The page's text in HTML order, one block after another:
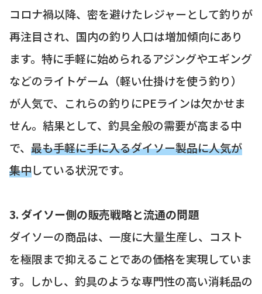
コロナ禍以降、密を避けたレジャーとして釣りが
再注目され、国内の釣り人口は増加傾向にあり
ます。特に手軽に始められるアジングやエギング
などのライトゲーム（軽い仕掛けを使う釣り）
が人気で、これらの釣りにPEラインは欠かせま
せん。結果として、釣具全般の需要が高まる中
で、 最も手軽に手に入るダイソー製品に人気が
集中している状況です。
3. ダイソー側の販売戦略と流通の問題
ダイソーの商品は、一度に大量生産し、コスト
を極限まで抑えることであの価格を実現していま
す。しかし、釣具のような専門性の高い消耗品の